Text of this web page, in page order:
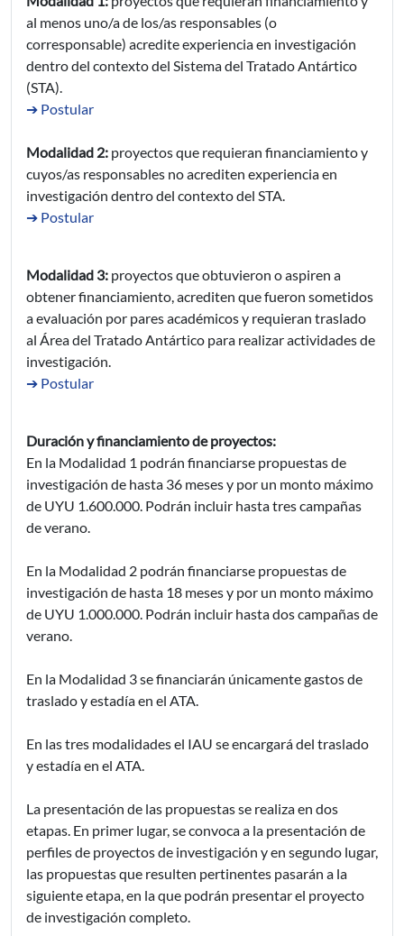
al menos uno/a de los/as responsables (o
corresponsable) acredite experiencia en investigación
dentro del contexto del Sistema del Tratado Antártico
(STA).
➔ Postular
Modalidad 2: proyectos que requieran financiamiento y
cuyos/as responsables no acrediten experiencia en
investigación dentro del contexto del STA.
➔ Postular
Modalidad 3: proyectos que obtuvieron o aspiren a
obtener financiamiento, acrediten que fueron sometidos
a evaluación por pares académicos y requieran traslado
al Área del Tratado Antártico para realizar actividades de
investigación.
➔ Postular
Duración y financiamiento de proyectos:
En la Modalidad 1 podrán financiarse propuestas de
investigación de hasta 36 meses y por un monto máximo
de UYU 1.600.000. Podrán incluir hasta tres campañas
de verano.
En la Modalidad 2 podrán financiarse propuestas de
investigación de hasta 18 meses y por un monto máximo
de UYU 1.000.000. Podrán incluir hasta dos campañas de
verano.
En la Modalidad 3 se financiarán únicamente gastos de
traslado y estadía en el ATA.
En las tres modalidades el IAU se encargará del traslado
y estadía en el ATA.
La presentación de las propuestas se realiza en dos
etapas. En primer lugar, se convoca a la presentación de
perfiles de proyectos de investigación y en segundo lugar,
las propuestas que resulten pertinentes pasarán a la
siguiente etapa, en la que podrán presentar el proyecto
de investigación completo.